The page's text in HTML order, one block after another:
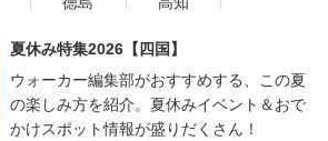
夏休み特集2026【四国】
ウォーカー編集部がおすすめする、この夏
の楽しみ方を紹介。夏休みイベント＆おで
かけスポット情報が盛りだくさん！